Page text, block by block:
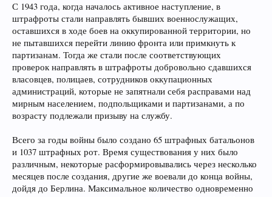
С 1943 года, когда началось активное наступление, в
штрафроты стали направлять бывших военнослужащих,
оставшихся в ходе боев на оккупированной территории, но
не пытавшихся перейти линию фронта или примкнуть к
партизанам. Тогда же стали после соответствующих
проверок направлять в штрафроты добровольно сдавшихся
власовцев, полицаев, сотрудников оккупационных
администраций, которые не запятнали себя расправами над
мирным населением, подпольщиками и партизанами, а по
возрасту подлежали призыву на службу.
Всего за годы войны было создано 65 штрафных батальонов
и 1037 штрафных рот. Время существования у них было
различным, некоторые расформировывались через несколько
месяцев после создания, другие же воевали до конца войны,
дойдя до Берлина. Максимальное количество одновременно